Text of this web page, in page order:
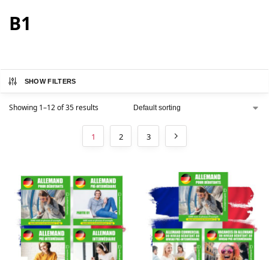
B1
SHOW FILTERS
Showing 1–12 of 35 results
1 2 3